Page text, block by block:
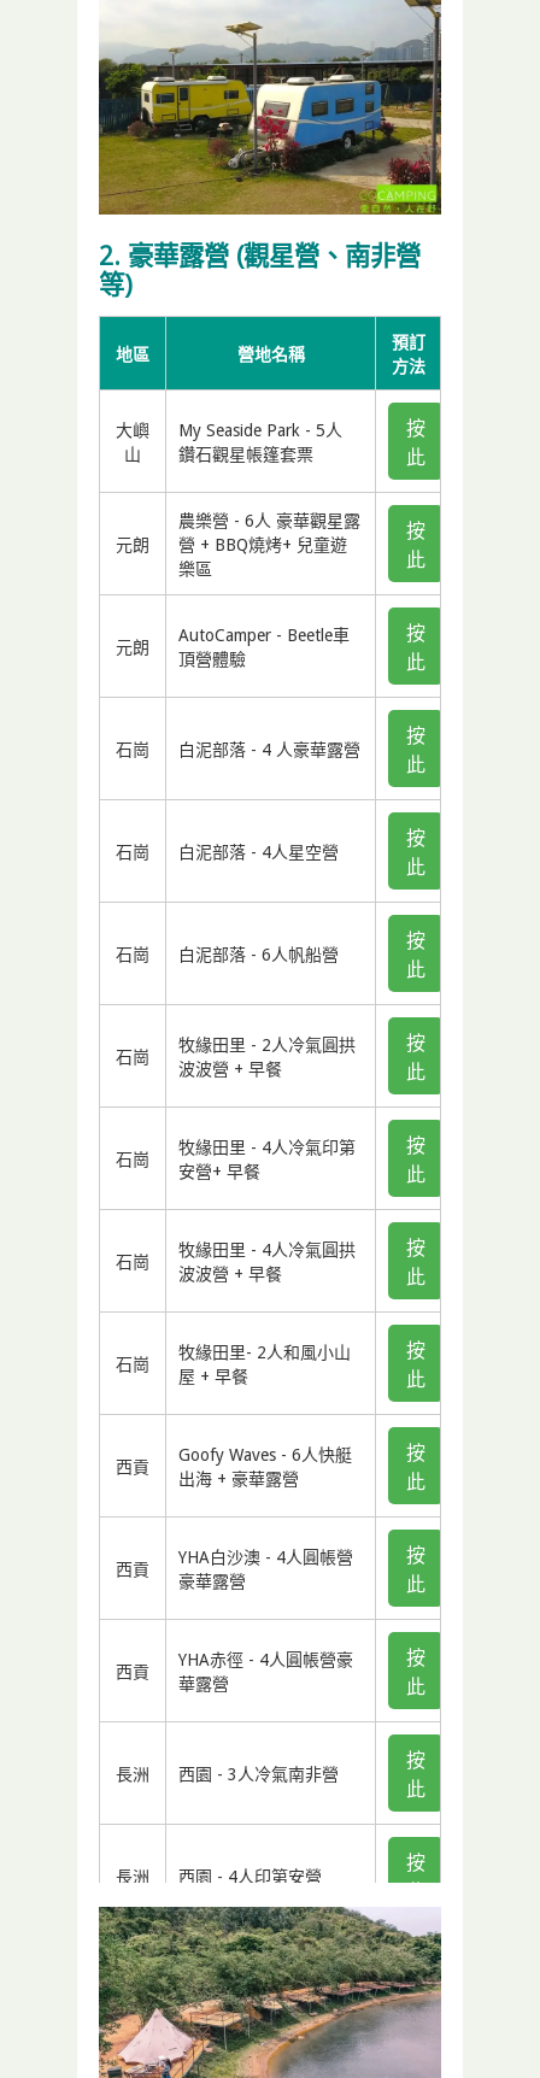
2. 豪華露營 (觀星營、南非營
等)
地區 營地名稱
預訂
方法
大嶼
山
My Seaside Park - 5人
鑽石觀星帳篷套票
按
此
元朗
農樂營 - 6人 豪華觀星露
營 + BBQ燒烤+ 兒童遊
樂區
按
此
元朗
AutoCamper - Beetle車
頂營體驗
按
此
石崗 白泥部落 - 4 人豪華露營
按
此
石崗 白泥部落 - 4人星空營
按
此
石崗 白泥部落 - 6人帆船營
按
此
石崗
牧緣田里 - 2人冷氣圓拱
波波營 + 早餐
按
此
石崗
牧緣田里 - 4人冷氣印第
安營+ 早餐
按
此
石崗
牧緣田里 - 4人冷氣圓拱
波波營 + 早餐
按
此
石崗
牧緣田里- 2人和風小山
屋 + 早餐
按
此
西貢
Goofy Waves - 6人快艇
出海 + 豪華露營
按
此
西貢
YHA白沙澳 - 4人圓帳營
豪華露營
按
此
西貢
YHA赤徑 - 4人圓帳營豪
華露營
按
此
長洲 西園 - 3人冷氣南非營
按
此
長洲 西園 - 4人印第安營
按
長洲 西園 - 4人冷氣南非營
按
此